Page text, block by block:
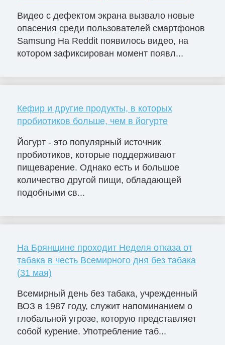
Видео с дефектом экрана вызвало новые
опасения среди пользователей смартфонов
Samsung На Reddit появилось видео, на
котором зафиксирован момент появл...
Кефир и другие продукты, в которых
пробиотиков больше, чем в йогурте
Йогурт - это популярный источник
пробиотиков, которые поддерживают
пищеварение. Однако есть и большое
количество другой пищи, обладающей
подобными св...
На Брянщине проходит Неделя отказа от
табака в честь Всемирного дня без табака
(31 мая)
Всемирный день без табака, учрежденный
ВОЗ в 1987 году, служит напоминанием о
глобальной угрозе, которую представляет
собой курение. Употребление таб...